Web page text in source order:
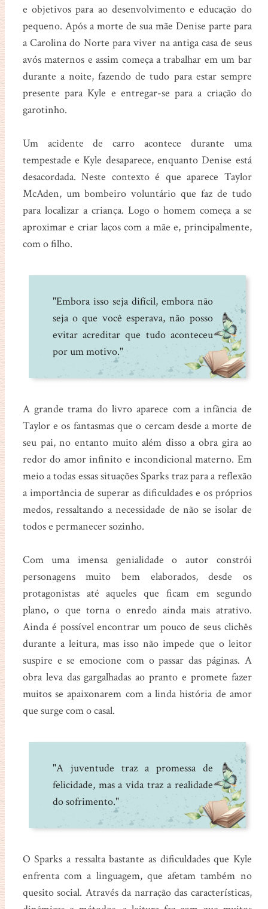
e objetivos para ao desenvolvimento e educação do
pequeno. Após a morte de sua mãe Denise parte para
a Carolina do Norte para viver na antiga casa de seus
avós maternos e assim começa a trabalhar em um bar
durante a noite, fazendo de tudo para estar sempre
presente para Kyle e entregar-se para a criação do
garotinho.
Um acidente de carro acontece durante uma
tempestade e Kyle desaparece, enquanto Denise está
desacordada. Neste contexto é que aparece Taylor
McAden, um bombeiro voluntário que faz de tudo
para localizar a criança. Logo o homem começa a se
aproximar e criar laços com a mãe e, principalmente,
com o filho.
"Embora isso seja difícil, embora não
seja o que você esperava, não posso
evitar acreditar que tudo aconteceu
por um motivo."
A grande trama do livro aparece com a infância de
Taylor e os fantasmas que o cercam desde a morte de
seu pai, no entanto muito além disso a obra gira ao
redor do amor infinito e incondicional materno. Em
meio a todas essas situações Sparks traz para a reflexão
a importância de superar as dificuldades e os próprios
medos, ressaltando a necessidade de não se isolar de
todos e permanecer sozinho.
Com uma imensa genialidade o autor constrói
personagens muito bem elaborados, desde os
protagonistas até aqueles que ficam em segundo
plano, o que torna o enredo ainda mais atrativo.
Ainda é possível encontrar um pouco de seus clichês
durante a leitura, mas isso não impede que o leitor
suspire e se emocione com o passar das páginas. A
obra leva das gargalhadas ao pranto e promete fazer
muitos se apaixonarem com a linda história de amor
que surge com o casal.
"A juventude traz a promessa de
felicidade, mas a vida traz a realidade
do sofrimento."
O Sparks a ressalta bastante as dificuldades que Kyle
enfrenta com a linguagem, que afetam também no
quesito social. Através da narração das características,